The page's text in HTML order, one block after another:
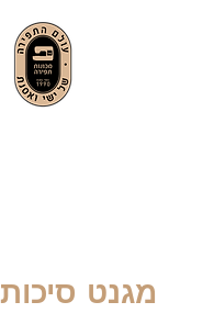
מגנט סיכות